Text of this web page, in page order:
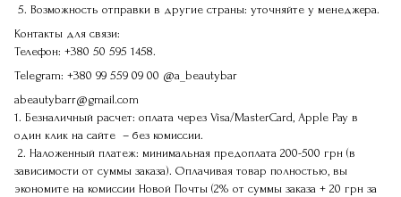
5. Возможность отправки в другие страны: уточняйте у менеджера.
Контакты для связи:
Телефон: +380 50 595 1458.
Telegram: +380 99 559 09 00 @a_beautybar
abeautybarr@gmail.com
1. Безналичный расчет: оплата через Visa/MasterCard, Apple Pay в
один клик на сайте – без комиссии.
2. Наложенный платеж: минимальная предоплата 200-500 грн (в
зависимости от суммы заказа). Оплачивая товар полностью, вы
экономите на комиссии Новой Почты (2% от суммы заказа + 20 грн за